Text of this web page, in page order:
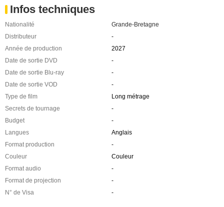
Infos techniques
Nationalité
Grande-Bretagne
Distributeur
-
Année de production
2027
Date de sortie DVD
-
Date de sortie Blu-ray
-
Date de sortie VOD
-
Type de film
Long métrage
Secrets de tournage
-
Budget
-
Langues
Anglais
Format production
-
Couleur
Couleur
Format audio
-
Format de projection
-
N° de Visa
-